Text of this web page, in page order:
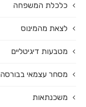
כלכלת המשפחה
לצאת מהמינוס
מטבעות דיגיטליים
מסחר עצמאי בבורסה
משכנתאות